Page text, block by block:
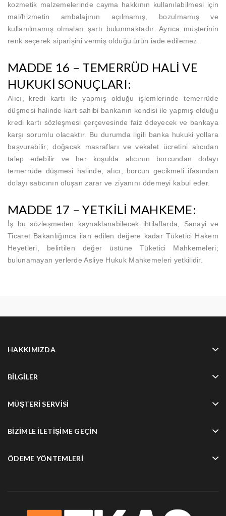
kozmetik malzemelerinde cayma hakkının kullanılabilmesi için
mal/hizmetin ambalajının açılmamış, bozulmamış ve
kullanılmamış olmaları şartı bulunmaktadır. Ayrıca müşterinin
renk seçerek siparişini vermiş olduğu ürün iade edilemez.
MADDE 16 – TEMERRÜD HALİ VE
HUKUKİ SONUÇLARI:
Alıcı, kredi kartı ile yapmış olduğu işlemlerinde temerrüde
düşmesi halinde kart sahibi bankanın kendisi ile yapmış olduğu
kredi kartı sözleşmesi çerçevesinde faiz ödeyecek ve bankaya
karşı sorumlu olacaktır. Bu durumda ilgili banka hukuki yollara
başvurabilir; doğacak masrafları ve vekalet ücretini alıcıdan
talep edebilir ve her koşulda alıcının borcundan dolayı
temerrüde düşmesi halinde, alıcı, borcun gecikmeli ifasından
dolayı satıcının oluşan zarar ve ziyanını ödemeyi kabul eder.
MADDE 17 – YETKİLİ MAHKEME:
İş bu sözleşmeden kaynaklanabilecek ihtilaflarda, Sanayi ve
Ticaret Bakanlığınca ilan edilen değere kadar Tüketici Hakem
Heyetleri, belirtilen değer üstüne Tüketici Mahkemeleri;
bulunamayan yerlerde Asliye Hukuk Mahkemeleri yetkilidir.
HAKKIMIZDA
BILGILER
MÜŞTERI SERVISI
BIZIMLE İLETIŞIME GEÇIN
ÖDEME YÖNTEMLERI